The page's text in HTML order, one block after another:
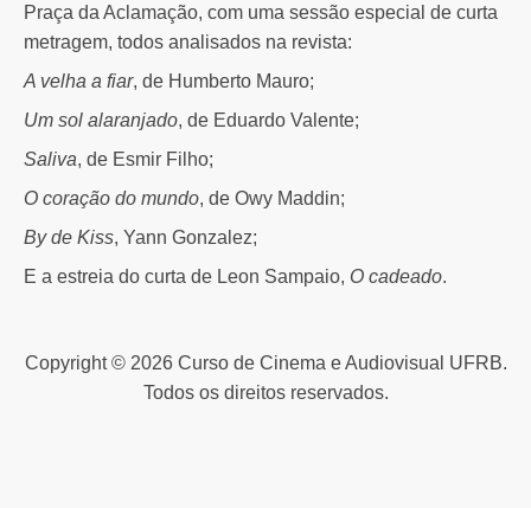
Praça da Aclamação, com uma sessão especial de curta
metragem, todos analisados na revista:
A velha a fiar, de Humberto Mauro;
Um sol alaranjado, de Eduardo Valente;
Saliva, de Esmir Filho;
O coração do mundo, de Owy Maddin;
By de Kiss, Yann Gonzalez;
E a estreia do curta de Leon Sampaio, O cadeado.
Copyright © 2026 Curso de Cinema e Audiovisual UFRB.
Todos os direitos reservados.